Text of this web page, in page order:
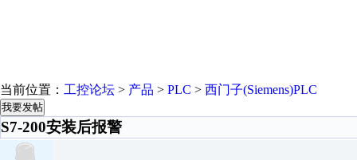
当前位置： 工控论坛 > 产品 > PLC > 西门子(Siemens)PLC
我要发帖
S7-200安装后报警